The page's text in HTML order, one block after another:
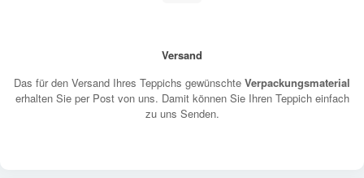
Versand
Das für den Versand Ihres Teppichs gewünschte Verpackungsmaterial
erhalten Sie per Post von uns. Damit können Sie Ihren Teppich einfach
zu uns Senden.